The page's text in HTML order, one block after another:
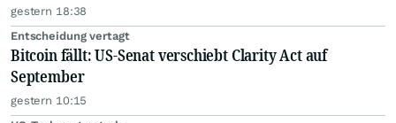
gestern 18:38
Entscheidung vertagt
Bitcoin fällt: US-Senat verschiebt Clarity Act auf
September
gestern 10:15